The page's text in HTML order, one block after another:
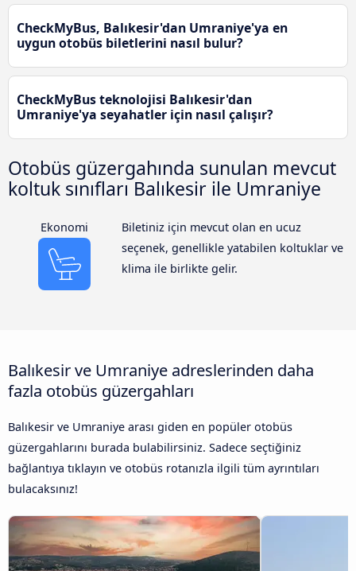
CheckMyBus, Balıkesir'dan Umraniye'ya en
uygun otobüs biletlerini nasıl bulur?
CheckMyBus teknolojisi Balıkesir'dan
Umraniye'ya seyahatler için nasıl çalışır?
Otobüs güzergahında sunulan mevcut
koltuk sınıfları Balıkesir ile Umraniye
Ekonomi
Biletiniz için mevcut olan en ucuz
seçenek, genellikle yatabilen koltuklar ve
klima ile birlikte gelir.
Balıkesir ve Umraniye adreslerinden daha
fazla otobüs güzergahları
Balıkesir ve Umraniye arası giden en popüler otobüs
güzergahlarını burada bulabilirsiniz. Sadece seçtiğiniz
bağlantıya tıklayın ve otobüs rotanızla ilgili tüm ayrıntıları
bulacaksınız!